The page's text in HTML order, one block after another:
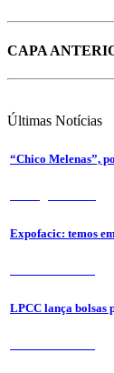
CAPA
Últimas Notícias
“Chico Melenas”,
Expofacic: temos
LPCC lança bolsas